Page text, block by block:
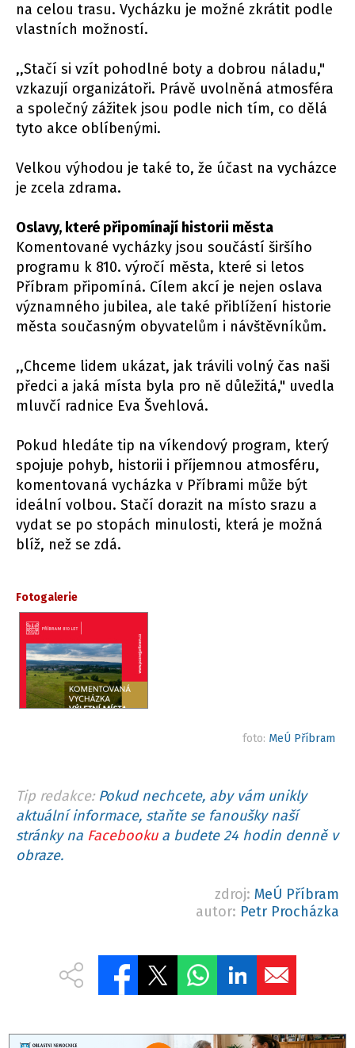
na celou trasu. Vycházku je možné zkrátit podle
vlastních možností.
,,Stačí si vzít pohodlné boty a dobrou náladu,"
vzkazují organizátoři. Právě uvolněná atmosféra
a společný zážitek jsou podle nich tím, co dělá
tyto akce oblíbenými.
Velkou výhodou je také to, že účast na vycházce
je zcela zdrama.
Oslavy, které připomínají historii města
Komentované vycházky jsou součástí širšího
programu k 810. výročí města, které si letos
Příbram připomíná. Cílem akcí je nejen oslava
významného jubilea, ale také přiblížení historie
města současným obyvatelům i návštěvníkům.
,,Chceme lidem ukázat, jak trávili volný čas naši
předci a jaká místa byla pro ně důležitá," uvedla
mluvčí radnice Eva Švehlová.
Pokud hledáte tip na víkendový program, který
spojuje pohyb, historii i příjemnou atmosféru,
komentovaná vycházka v Příbrami může být
ideální volbou. Stačí dorazit na místo srazu a
vydat se po stopách minulosti, která je možná
blíž, než se zdá.
Fotogalerie
foto: MeÚ Příbram
Tip redakce: Pokud nechcete, aby vám unikly
aktuální informace, staňte se fanoušky naší
stránky na Facebookua budete 24 hodin denně v
obraze.
zdroj: MeÚ Příbram
autor: Petr Procházka